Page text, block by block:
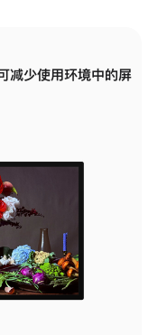
减少使用环境中的屏